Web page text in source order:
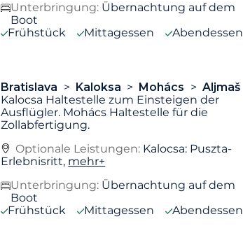
Unterbringung: Übernachtung auf dem
Boot
Frühstück
Mittagessen Abendessen
Bratislava Kaloksa Mohács
Aljmaš
Kalocsa Haltestelle zum Einsteigen der
Ausflügler. Mohács Haltestelle für die
Zollabfertigung.
Optionale Leistungen: Kalocsa: Puszta-
Erlebnisritt, mehr+
Unterbringung: Übernachtung auf dem
Boot
Frühstück
Mittagessen Abendessen